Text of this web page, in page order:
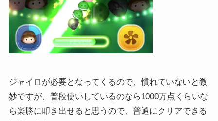
ジャイロが必要となってくるので、慣れていないと微
妙ですが、普段使いしているのなら1000万点くらいな
ら楽勝に叩き出せると思うので、普通にクリアできる